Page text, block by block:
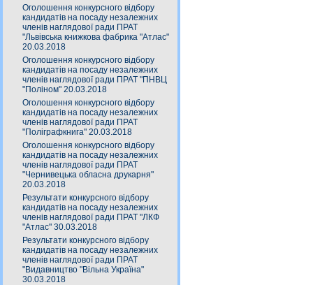
Оголошення конкурсного відбору
кандидатів на посаду незалежних
членів наглядової ради ПРАТ
"Львівська книжкова фабрика "Атлас"
20.03.2018
Оголошення конкурсного відбору
кандидатів на посаду незалежних
членів наглядової ради ПРАТ "ПНВЦ
"Поліном" 20.03.2018
Оголошення конкурсного відбору
кандидатів на посаду незалежних
членів наглядової ради ПРАТ
"Поліграфкнига" 20.03.2018
Оголошення конкурсного відбору
кандидатів на посаду незалежних
членів наглядової ради ПРАТ
"Чернивецька обласна друкарня"
20.03.2018
Результати конкурсного відбору
кандидатів на посаду незалежних
членів наглядової ради ПРАТ "ЛКФ
"Атлас" 30.03.2018
Результати конкурсного відбору
кандидатів на посаду незалежних
членів наглядової ради ПРАТ
"Видавництво "Вільна Україна"
30.03.2018